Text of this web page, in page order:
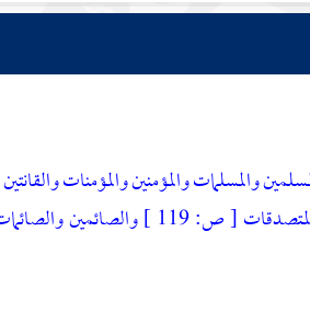
والمسلمات والمؤمنين والمؤمنات
[ص:
والصائمين